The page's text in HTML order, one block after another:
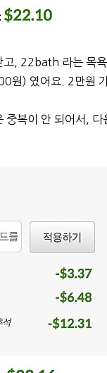
, 22bath 라는 목
원) 였어요. 2만원
중복이 안 되어서,